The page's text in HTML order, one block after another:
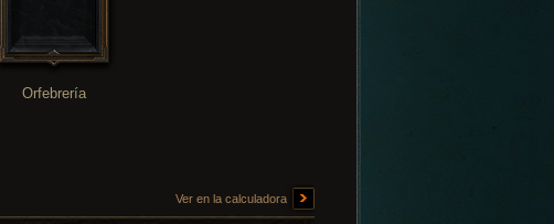
Orfebrería
Ver en la calculadora